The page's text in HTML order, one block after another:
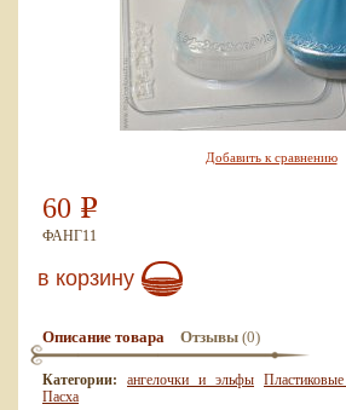
Добавить к сравнению
60 Р
ФАНГ11
в корзину
Описание товара Отзывы (0)
Категории: ангелочки и эльфы
Пасха